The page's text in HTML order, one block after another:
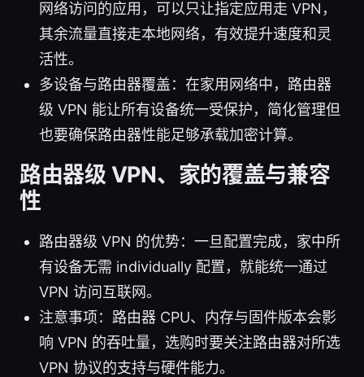
网络访问的应用，可以只让指定应用走 VPN，
其余流量直接走本地网络，有效提升速度和灵
活性。
多设备与路由器覆盖：在家用网络中，路由器
级 VPN 能让所有设备统一受保护，简化管理但
也要确保路由器性能足够承载加密计算。
路由器级 VPN、家的覆盖与兼容
性
路由器级 VPN 的优势：一旦配置完成，家中所
有设备无需 individually 配置，就能统一通过
VPN 访问互联网。
注意事项：路由器 CPU、内存与固件版本会影
响 VPN 的吞吐量，选购时要关注路由器对所选
VPN 协议的支持与硬件能力。